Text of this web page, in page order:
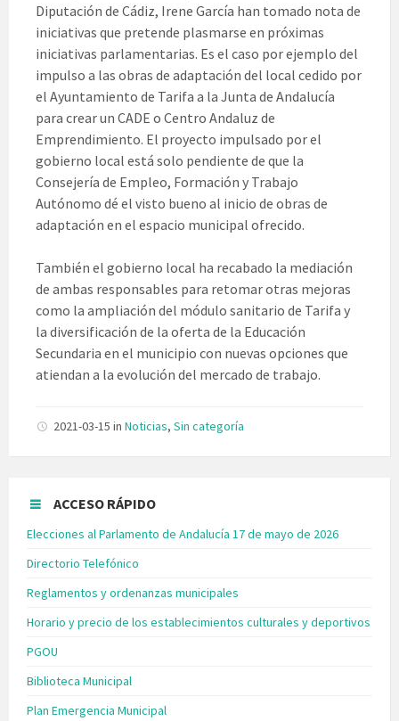
Diputación de Cádiz, Irene García han tomado nota de
iniciativas que pretende plasmarse en próximas
iniciativas parlamentarias. Es el caso por ejemplo del
impulso a las obras de adaptación del local cedido por
el Ayuntamiento de Tarifa a la Junta de Andalucía
para crear un CADE o Centro Andaluz de
Emprendimiento. El proyecto impulsado por el
gobierno local está solo pendiente de que la
Consejería de Empleo, Formación y Trabajo
Autónomo dé el visto bueno al inicio de obras de
adaptación en el espacio municipal ofrecido.
También el gobierno local ha recabado la mediación
de ambas responsables para retomar otras mejoras
como la ampliación del módulo sanitario de Tarifa y
la diversificación de la oferta de la Educación
Secundaria en el municipio con nuevas opciones que
atiendan a la evolución del mercado de trabajo.
2021-03-15 in Noticias, Sin categoría
ACCESO RÁPIDO
Elecciones al Parlamento de Andalucía 17 de mayo de 2026
Directorio Telefónico
Reglamentos y ordenanzas municipales
Horario y precio de los establecimientos culturales y deportivos
PGOU
Biblioteca Municipal
Plan Emergencia Municipal